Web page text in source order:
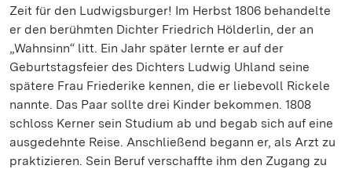
Zeit für den Ludwigsburger! Im Herbst 1806 behandelte
er den berühmten Dichter Friedrich Hölderlin, der an
„Wahnsinn“ litt. Ein Jahr später lernte er auf der
Geburtstagsfeier des Dichters Ludwig Uhland seine
spätere Frau Friederike kennen, die er liebevoll Rickele
nannte. Das Paar sollte drei Kinder bekommen. 1808
schloss Kerner sein Studium ab und begab sich auf eine
ausgedehnte Reise. Anschließend begann er, als Arzt zu
praktizieren. Sein Beruf verschaffte ihm den Zugang zu